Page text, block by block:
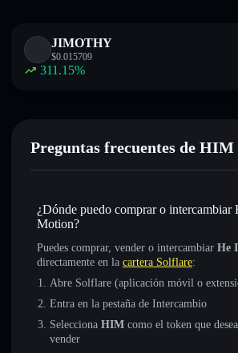
JIMOTHY
$0.015709
311.15%
Preguntas frecuentes de HIM
¿Dónde puedo comprar o intercambiar
Motion?
Puedes comprar, vender o intercambiar He
directamente en la cartera Solflare:
Abre Solflare (aplicación móvil o
Entra en la pestaña de Intercambio
Selecciona HIM como el token que
vender